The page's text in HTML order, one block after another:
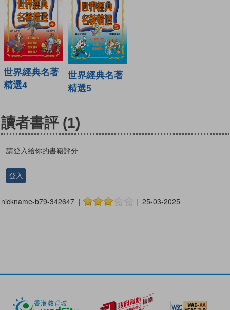
世界經典名著
精選4
世界經典名著
精選5
讀者書評 (1)
請登入給你的書籍評分
登入
nickname-b79-342647 | | 25-03-2025